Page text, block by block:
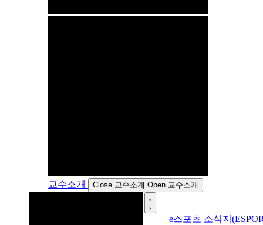
교수소개 Close 교수소개 Open 교수소개
e스포츠 소식지